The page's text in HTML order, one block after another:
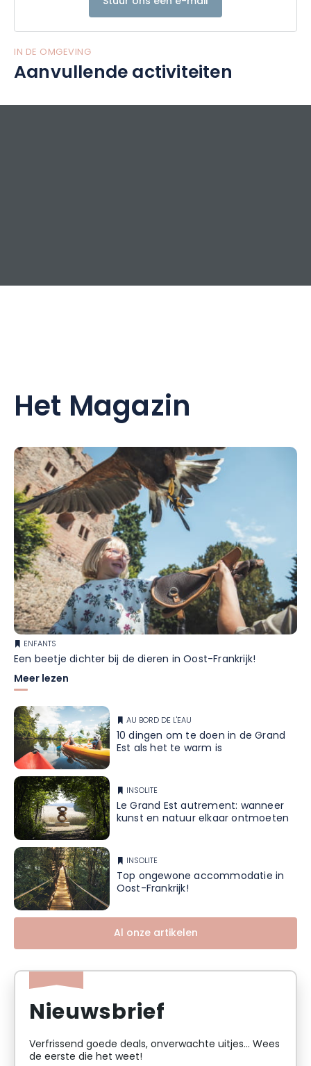
IN DE OMGEVING
Aanvullende activiteiten
Het Magazin
ENFANTS
Een beetje dichter bij de dieren in Oost-Frankrijk!
Meer lezen
AU BORD DE L'EAU
10 dingen om te doen in de Grand
Est als het te warm is
INSOLITE
Le Grand Est autrement: wanneer
kunst en natuur elkaar ontmoeten
INSOLITE
Top ongewone accommodatie in
Oost-Frankrijk!
Al onze artikelen
Nieuwsbrief
Verfrissend goede deals, onverwachte uitjes... Wees
de eerste die het weet!